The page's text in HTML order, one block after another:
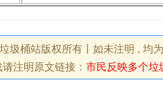
圾桶站版权所有丨如未注明 , 均
注明原文链接： 市民反映多个垃